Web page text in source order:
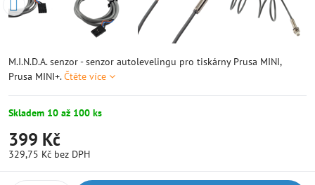
M.I.N.D.A. senzor - senzor autolevelingu pro tiskárny Prusa MINI,
Prusa MINI+.Čtěte více
Skladem 10 až 100 ks
399 Kč
329,75 Kč bez DPH